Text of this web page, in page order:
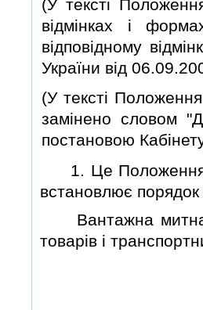
(У текстi
вiдмiнках i
вiдповiдному
України вiд
(У текстi
замiнено словом
постановою
1. Це
встановлює порядок
Вантажна митна
товарiв i